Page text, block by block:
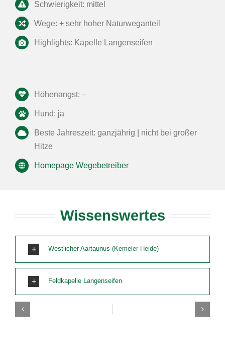
Schwierigkeit: mittel
Wege: + sehr hoher Naturweganteil
Highlights: Kapelle Langenseifen
Höhenangst: –
Hund: ja
Beste Jahreszeit: ganzjährig | nicht bei großer
Hitze
Homepage Wegebetreiber
Wissenswertes
Westlicher Aartaunus (Kemeler Heide)
Feldkapelle Langenseifen